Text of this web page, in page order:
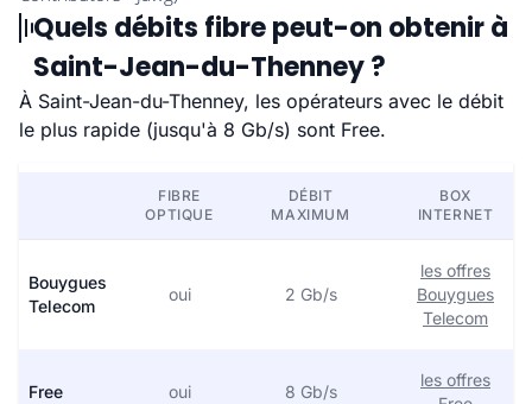
Quels débits fibre peut-on obtenir à
Saint-Jean-du-Thenney ?
À Saint-Jean-du-Thenney, les opérateurs avec le débit
le plus rapide (jusqu'à 8 Gb/s) sont Free.
FIBRE
OPTIQUE
DÉBIT
MAXIMUM
BOX
INTERNET
Bouygues
Telecom
oui 2 Gb/s
les offres
Bouygues
Telecom
Free oui 8 Gb/s
les offres